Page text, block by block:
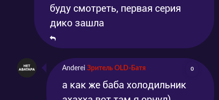
буду смотреть, первая серия
дико зашла
Anderei Зритель OLD-Батя 0
а как же баба холодильник